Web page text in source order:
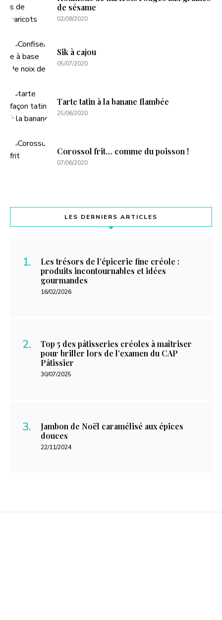
de sésame
02/08/2020
Sik à cajou
05/07/2020
Tarte tatin à la banane flambée
25/06/2020
Corossol frit… comme du poisson !
07/06/2020
LES DERNIERS ARTICLES
Les trésors de l’épicerie fine créole :
produits incontournables et idées
gourmandes
16/02/2026
Top 5 des pâtisseries créoles à maîtriser
pour briller lors de l’examen du CAP
Pâtissier
30/07/2025
Jambon de Noël caramélisé aux épices
douces
22/11/2024